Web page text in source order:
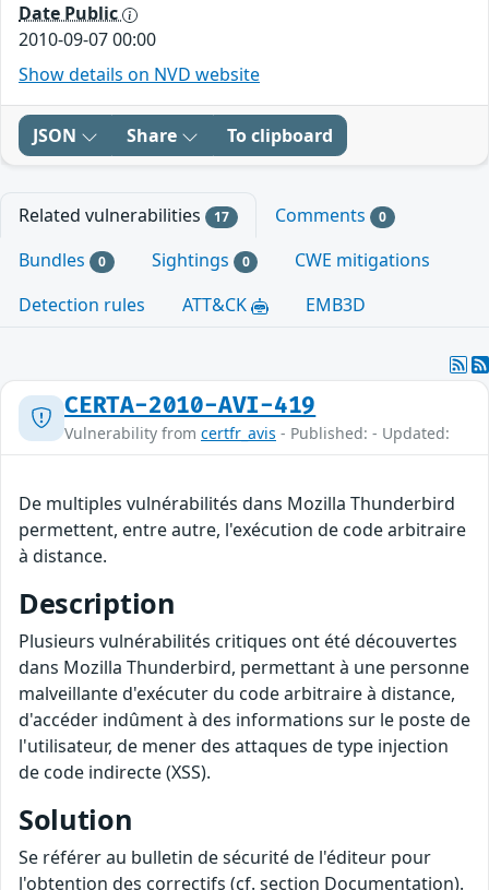
Date Public
2010-09-07 00:00
Show details on NVD website
JSON Share To clipboard
Related vulnerabilities 17 Comments 0
Bundles 0 Sightings 0
CWE mitigations
Detection rules
ATT&CK EMB3D
CERTA-2010-AVI-419
Vulnerability from certfr_avis - Published: - Updated:
De multiples vulnérabilités dans Mozilla Thunderbird
permettent, entre autre, l'exécution de code arbitraire
à distance.
Description
Plusieurs vulnérabilités critiques ont été découvertes
dans Mozilla Thunderbird, permettant à une personne
malveillante d'exécuter du code arbitraire à distance,
d'accéder indûment à des informations sur le poste de
l'utilisateur, de mener des attaques de type injection
de code indirecte (XSS).
Solution
Se référer au bulletin de sécurité de l'éditeur pour
l'obtention des correctifs (cf. section Documentation).